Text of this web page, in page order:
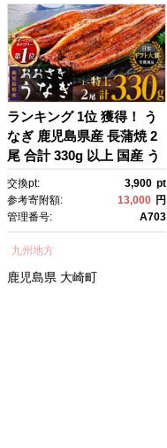
ランキング 1位 獲得！ う
なぎ 鹿児島県産 長蒲焼 2
尾 合計 330g 以上 国産 う
なぎ 鰻 ウナギ 蒲焼き 蒲
焼 かばやき 魚 魚介 魚
貝 海鮮 うな重 ひつまぶ
気 おすすめ 鹿児島県 大崎
町 大隅半島 A703
交換pt: 3,900 pt
参考寄附額:
13,000 円
管理番号:
A703
九州地方
鹿児島県 大崎町